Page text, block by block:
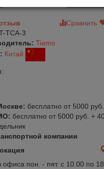
Сравнить
TCA-3
Tiamo
Китай
бесплатно от 5000
бесплатно от 5000 руб. +
компании
офиса пон. - пят. с 10.00 по